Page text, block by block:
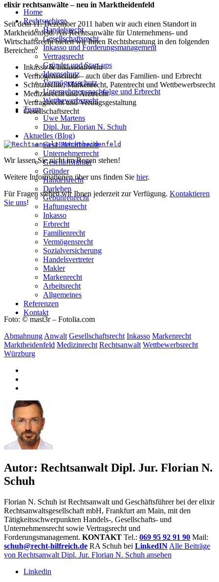
Home
Rechtsgebiete
Handelsrecht
Gesellschaftsrecht
Inkasso und Forderungsmanagement
Vertragsrecht
Gründer und Start-ups
Ideenschutz
Vermögensschutz
Unternehmensnachfolge und Erbrecht
Wettbewerbsrecht
Team
Uwe Martens
Dipl. Jur. Florian N. Schuh
Aktuelles (Blog)
Gesellschaftsrecht
Unternehmerrecht
Geschäftsführer
Gründer
Handelsrecht
Darlehen
Gebührenrecht
Haftungsrecht
Inkasso
Erbrecht
Familienrecht
Vermögensrecht
Sozialversicherung
Handelsvertreter
Makler
Markenrecht
Arbeitsrecht
Allgemeines
Referenzen
Kontakt
elixir rechtsanwälte – neu in Marktheidenfeld
Seit dem 11. Dezember 2011 haben wir auch einen Standort in
Markheidenfeld. Als Rechtsanwälte für Unternehmens- und
Wirtschaftsrecht bieten wir Ihnen Rechtsberatung in den folgenden
Bereichen:
Inkasso & Inkassoabwehr
Vermögensschutz – auch über das Familien- und Erbrecht
Schutzrechte, Markenrecht, Patentrecht und Wettbewerbsrecht
Medizinrecht und Arztrecht
Vertragsrecht und Vertragsgestaltung
Gesellschaftsrecht
Wir lassen Sie nicht im Regen stehen!
Weitere Informationen über uns finden Sie hier.
Für Fragen stehen wir Ihnen jederzeit zur Verfügung. Kontaktieren
Sie uns!
Foto: © mast3r – Fotolia.com
AbmahnungAnwalt Gesellschaftsrecht Inkasso Markenrecht
Marktheidenfeld Medizinrecht Rechtsanwalt Wettbewerbsrecht
Würzburg
Autor: Rechtsanwalt Dipl. Jur. Florian N.
Schuh
Florian N. Schuh ist Rechtsanwalt und Geschäftsführer bei der elixir
Rechtsanwaltsgesellschaft mbH, Frankfurt am Main, mit den
Tätigkeitsschwerpunkten Handels-, Gesellschafts- und
Unternehmensrecht sowie Vertragsrecht und
Forderungsmanagement. KONTAKT Tel.: 069 95 92 91 90 Mail:
schuh@recht-hilfreich.de RA Schuh bei LinkedIN Alle Beiträge
von Rechtsanwalt Dipl. Jur. Florian N. Schuh ansehen
Linkedin